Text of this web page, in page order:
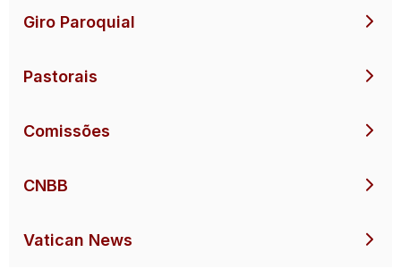
Giro Paroquial
Pastorais
Comissões
CNBB
Vatican News